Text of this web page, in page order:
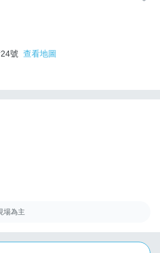
號 查看地圖
場為主